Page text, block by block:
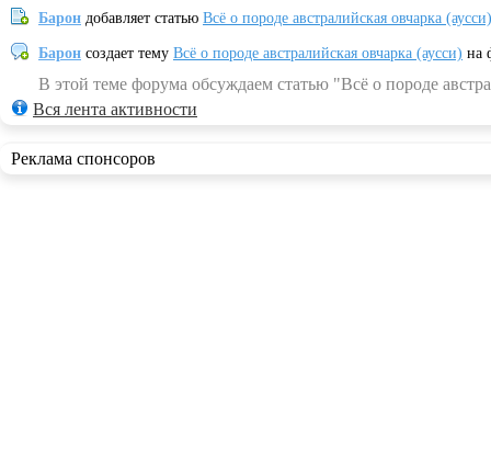
Барон добавляет статью Всё о породе австралийская овчарка (аусси)
Барон создает тему Всё о породе австралийская овчарка (аусси) на
В этой теме форума обсуждаем статью "Всё о породе
Вся лента активности
Реклама спонсоров